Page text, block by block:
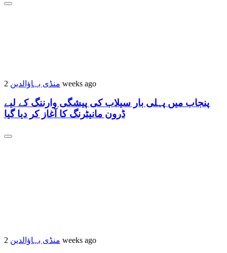
منڈی بہاؤالدین 2 weeks ago
پنجاب میں پہلی بار سیلاب کی پیشگی وارننگ کے لیے
ڈرون مانیٹرنگ کا آغاز کر دیا گیا
منڈی بہاؤالدین 2 weeks ago